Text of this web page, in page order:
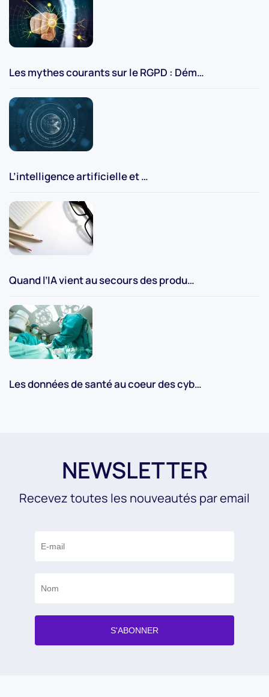
Les mythes courants sur le RGPD : Dém…
L’intelligence artificielle et …
Quand l’IA vient au secours des produ…
Les données de santé au coeur des cyb…
NEWSLETTER
Recevez toutes les nouveautés par email